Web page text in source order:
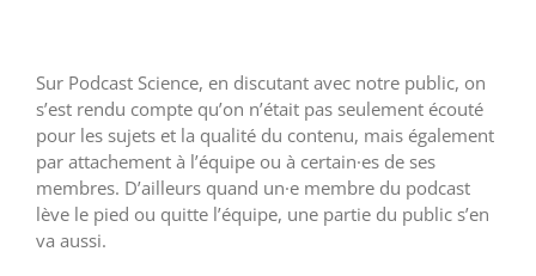
Sur Podcast Science, en discutant avec notre public, on
s’est rendu compte qu’on n’était pas seulement écouté
pour les sujets et la qualité du contenu, mais également
par attachement à l’équipe ou à certain·es de ses
membres. D’ailleurs quand un·e membre du podcast
lève le pied ou quitte l’équipe, une partie du public s’en
va aussi.